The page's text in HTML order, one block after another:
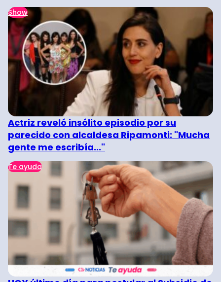
Show
Actriz reveló insólito episodio por su
parecido con alcaldesa Ripamonti: "Mucha
gente me escribía..."
Te ayuda